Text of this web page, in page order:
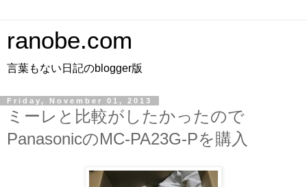
ranobe.com
言葉もない日記のblogger版
Friday, November 01, 2013
ミーレと比較がしたかったので
PanasonicのMC-PA23G-Pを購入